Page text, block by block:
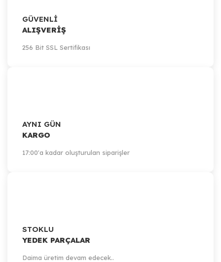
GÜVENLİ
ALIŞVERİŞ
256 Bit SSL Sertifikası
AYNI GÜN
KARGO
17:00'a kadar oluşturulan siparişler
STOKLU
YEDEK PARÇALAR
Daima üretim devam edecek..